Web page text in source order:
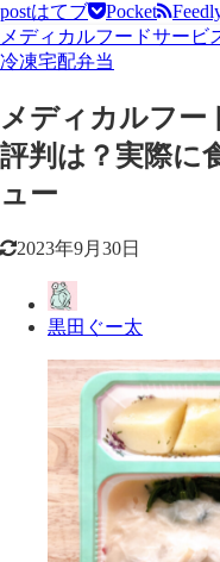
postはてブ Pocket
メディカルフードサービ
冷凍宅配弁当
メディカルフー
評判は？実際に
ュー
2023年9月30日
黒田ぐー太